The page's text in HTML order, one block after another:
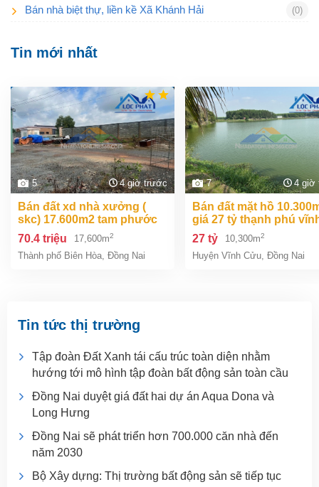
Bán nhà biệt thự, liền kề Xã Khánh Hải (0)
Tin mới nhất
5 4 giờ trước
bán đất xd nhà xưởng (
skc) 17.600m2 tam phước
biên hòa đồng nai giá 70,4
tỷ
70.4 triệu 17,600m2
Thành phố Biên Hòa, Đồng Nai
7 4 giờ
bán đất mặt hồ 10.300m2
giá 27 tỷ thạnh phú
cửu đồng nai.
27 tỷ 10,300m2
Huyện Vĩnh Cửu, Đồng Nai
Tin tức thị trường
Tập đoàn Đất Xanh tái cấu trúc toàn diện nhằm
hướng tới mô hình tập đoàn bất động sản toàn cầu
Đồng Nai duyệt giá đất hai dự án Aqua Dona và
Long Hưng
Đồng Nai sẽ phát triển hơn 700.000 căn nhà đến
năm 2030
Bộ Xây dựng: Thị trường bất động sản sẽ tiếp tục